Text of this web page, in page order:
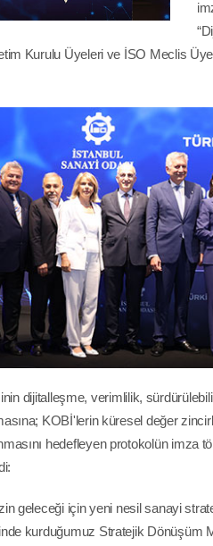
Kurulu Üyeleri ve İSO Meclis
dijitalleşme, verimlilik,
KOBİ'lerin küresel değer
hedefleyen protokolün imza
geleceği için yeni nesil sanayi
kurduğumuz Stratejik Dönüşüm